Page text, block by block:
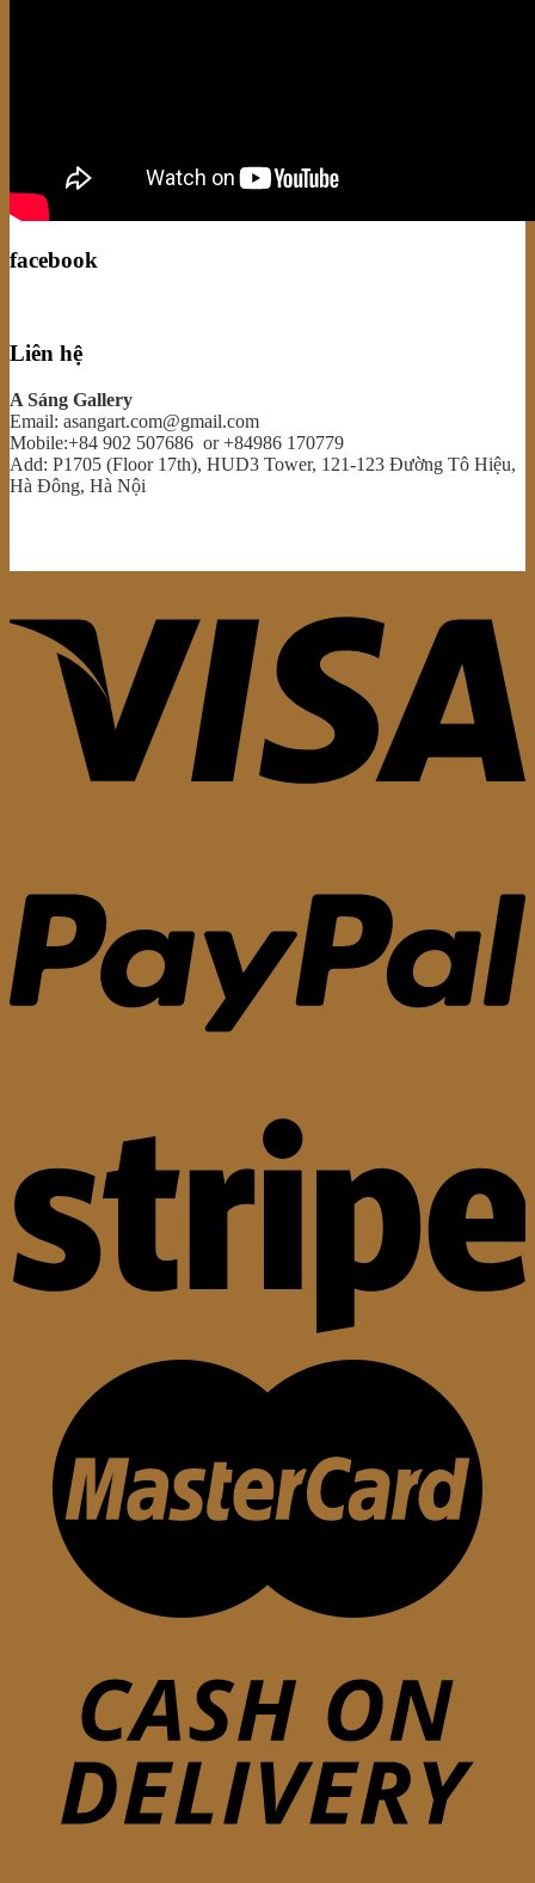
facebook
Liên hệ
A Sáng Gallery
Email: asangart.com@gmail.com
Mobile:+84 902 507686 or +84986 170779
Add: P1705 (Floor 17th), HUD3 Tower, 121-123 Đường Tô Hiệu,
Hà Đông, Hà Nội